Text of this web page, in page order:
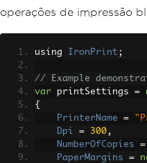
operações de impressão
using IronPrint ;
// Example
var printSettings =
{
PrinterName
=
Dpi
= 300,
NumberOfCopies
=
PaperMargins
=